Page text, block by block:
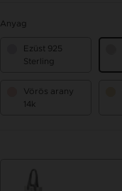
Anyag
Ezüst 925
Sterling
Vörös arany
14k